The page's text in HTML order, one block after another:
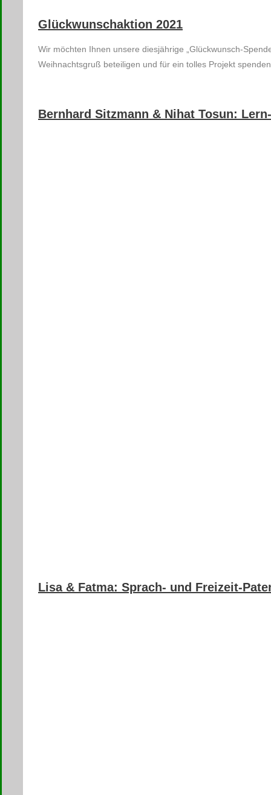
Glückwunschaktion 2021
Wir möchten Ihnen unsere diesjährige „Glückwunsch-
Weihnachtsgruß beteiligen und für ein tolles Projekt
Bernhard Sitzmann & Nihat Tosun:
Lisa & Fatma: Sprach- und Freizeit-